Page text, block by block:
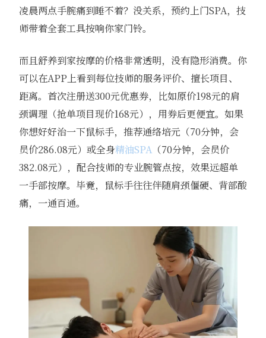
凌晨两点手腕痛到睡不着？没关系，预约上门SPA，技
师带着全套工具按响你家门铃。
而且舒养到家按摩的价格非常透明，没有隐形消费。你
可以在APP上看到每位技师的服务评价、擅长项目、
距离。首次注册送300元优惠券，比如原价198元的肩
颈调理（抢单项目现价168元），用券后更便宜。如果
你想好好治一下鼠标手，推荐通络培元（70分钟，会
员价286.08元）或全身精油SPA （70分钟，会员价
382.08元），配合技师的专业腕管点按，效果远超单
一手部按摩。毕竟，鼠标手往往伴随肩颈僵硬、背部酸
痛，一通百通。